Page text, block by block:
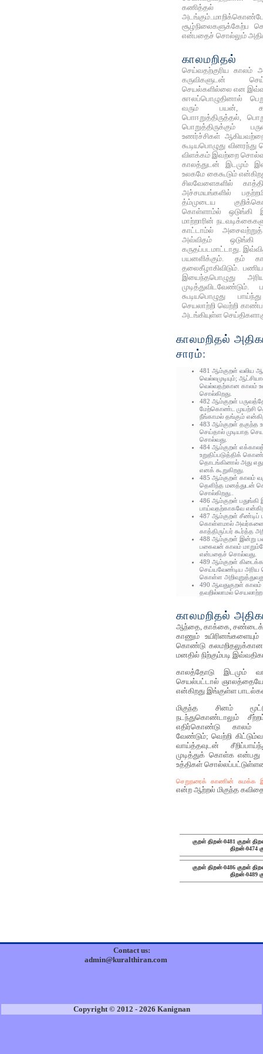
கணித்தல்
சூழ்நிலைகளுக்கேற்ப
என்பதைச் சொல்லும்
காலமறிதல்
செய்வதற்குரிய காலம்
கருவிகளுடன்
செயல்களில்லை என
சுஈலப்பொழுதினால்
வரும் பயன்,
பொஈறுத்திருத்தல்,
பொறுத்திருக்கும்
உணர்ச்சிகள்
கூடியபொழுது
விளக்கம் இவற்றை
காலத்துடன் இடமும்
உலகமே கைகூடும்
சிலவேளைகளில்
அச்சமயங்களில்
த்ம்முடைய
கொள்ளாம்ல் ஒடுங்கி
மாற்றாரின்
காட்டாம்ல்
அவ்விதம்
கருதப்படமாட்டாது.
பயனளிக்கும். தம்
தலைகீழாகிவிடும்.
இயைந்தபொழுது
கூடியபொழுது
செயலாற்றி வெற்றி
அடங்கியுள்ள
காலமறிதல்
சாரம்:
481 ஆம்குறள் வலிய
வெல்லமுடியும்;
வெல்வதற்கான காலம்
சொல்கிறது.
482 ஆம்குறள்
மேற்கொண்ட முயற்சி
நீங்காமல் தங்கும்
483 ஆம்குறள் தகுந்த
செய்தால் முடியாத
சொல்வது.
484 ஆம்குறள்
உறுதிப்படுத்திக்
தொடங்கினால் அது
எனக் கூறுகிறது.
485 ஆம்குறள் காலம்
தெளிந்த மனத்துடன்
சொல்கிறது..
486 ஆம்குறள் பதுங்கி
பாய்வதற்காகவே
487 ஆம்குறள் சீண்டிப்
கொள்ளமால் அவர்களை
காத்திருப்பர் கூர்த்த
488 ஆம்குறள் இன்று
பகைவன் காலம்
என்பதைச் சொல்வது.
489 ஆம்குறள்
செய்யவேண்டிய அரிய
கொள்ள
490 ஆவதுகுறள் காலம்
தவறில்லாமல்
காலமறிதல்
ஆந்தை, காக்கை, சண்டைக்
காணும்
கொண்டு
மனதில் நிற்கும்படி
காலத்தோடு இடமும்
செயல்பட்டால் ஞாலத்தையே
என்கிறது இங்குள்ள
மிகுந்த சினம்
நடந்துகொண்டாலும்
எதிர்கொண்டு காலம்
வேண்டும்; வெற்றி
வாய்த்தவுடன்
முடித்துக் கொள்க
உத்திகள்
செறுநரைக் காணின் சுமக்க
என்ற ஆற்றல் மிகுந்த
குறள் திறன்-0481 குறள்
திறன்-0474
குறள் திறன்-0486 குறள்
திறன்-0489
Contact us:
admin@kuralthiran.com
Copyright © 2012 - 2026 Kanignan